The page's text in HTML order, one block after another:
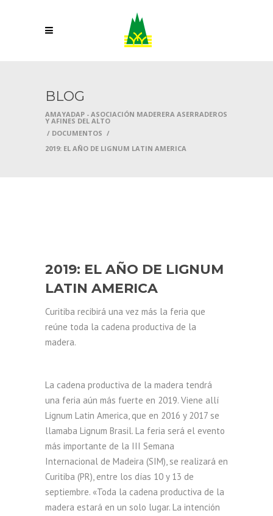
BLOG
AMAYADAP - ASOCIACIÓN MADERERA ASERRADEROS
Y AFINES DEL ALTO
/ DOCUMENTOS /
2019: EL AÑO DE LIGNUM LATIN AMERICA
2019: EL AÑO DE LIGNUM
LATIN AMERICA
Curitiba recibirá una vez más la feria que
reúne toda la cadena productiva de la
madera.
La cadena productiva de la madera tendrá
una feria aún más fuerte en 2019. Viene allí
Lignum Latin America, que en 2016 y 2017 se
llamaba Lignum Brasil. La feria será el evento
más importante de la III Semana
Internacional de Madeira (SIM), se realizará en
Curitiba (PR), entre los días 10 y 13 de
septiembre. «Toda la cadena productiva de la
madera estará en un solo lugar. La intención